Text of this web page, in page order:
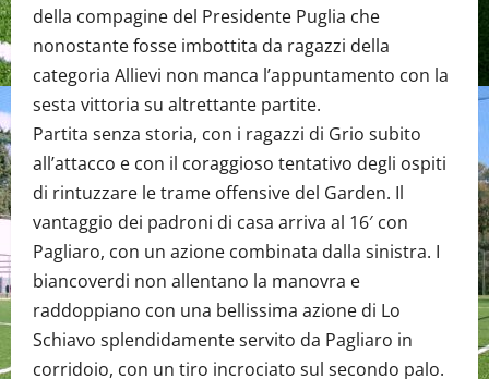
della compagine del Presidente Puglia che
nonostante fosse imbottita da ragazzi della
categoria Allievi non manca l’appuntamento con la
sesta vittoria su altrettante partite.
Partita senza storia, con i ragazzi di Grio subito
all’attacco e con il coraggioso tentativo degli ospiti
di rintuzzare le trame offensive del Garden. Il
vantaggio dei padroni di casa arriva al 16′ con
Pagliaro, con un azione combinata dalla sinistra. I
biancoverdi non allentano la manovra e
raddoppiano con una bellissima azione di Lo
Schiavo splendidamente servito da Pagliaro in
corridoio, con un tiro incrociato sul secondo palo.